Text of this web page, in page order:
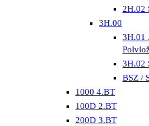
2H.02
3H.00
3H.01
3H.02
BSZ /
1000 4.BT
100D 2.BT
200D 3.BT